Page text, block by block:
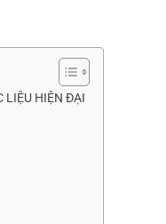
LIỆU HIỆN ĐẠI